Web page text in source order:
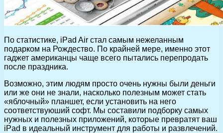
По статистике, iPad Air стал самым нежеланным
подарком на Рождество. По крайней мере, именно этот
гаджет американцы чаще всего пытались перепродать
после праздника.
Возможно, этим людям просто очень нужны были деньги
или же они не знали, насколько полезным может стать
«яблочный» планшет, если установить на него
соответствуюший софт. Мы составили подборку самых
нужных и полезных приложений, которые превратят ваш
iPad в идеальный инструмент для работы и развлечений.